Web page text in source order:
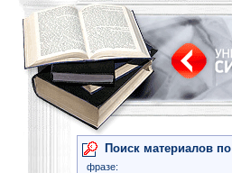
Поиск материалов по
фразе: